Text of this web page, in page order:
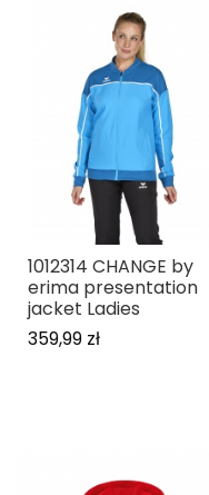
1012314 CHANGE by
erima presentation
jacket Ladies
359,99 zł